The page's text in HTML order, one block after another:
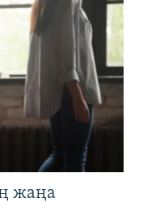
жаңа